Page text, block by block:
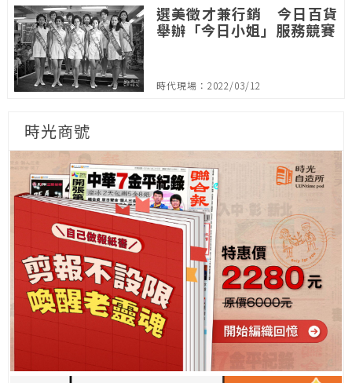
選美徵才兼行銷 今日百貨
舉辦「今日小姐」服務競賽
時代現場：2022/03/12
時光商號